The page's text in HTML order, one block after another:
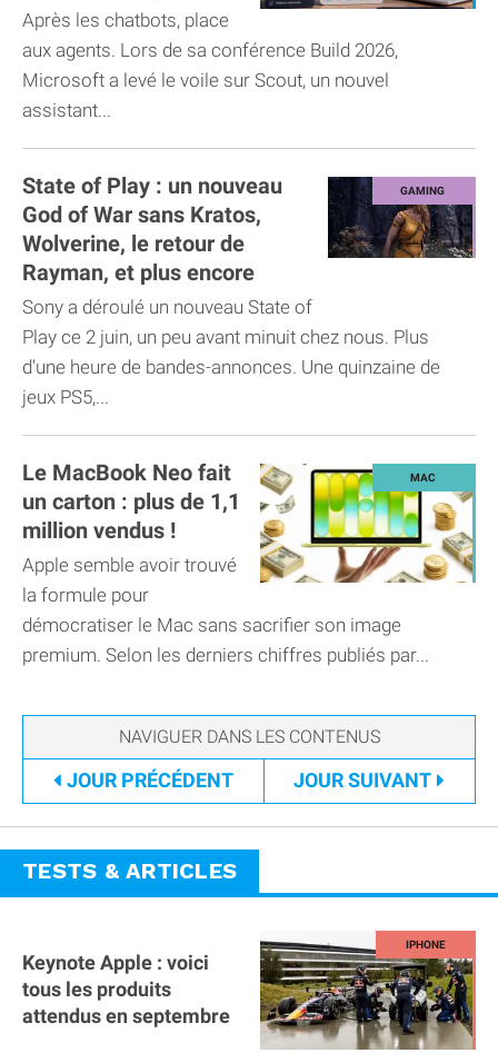
Microsoft
Après les chatbots, place
aux agents. Lors de sa conférence Build 2026,
Microsoft a levé le voile sur Scout, un nouvel
assistant...
State of Play : un nouveau
God of War sans Kratos,
Wolverine, le retour de
Rayman, et plus encore
Sony a déroulé un nouveau State of
Play ce 2 juin, un peu avant minuit chez nous. Plus
d'une heure de bandes-annonces. Une quinzaine de
jeux PS5,...
Le MacBook Neo fait
un carton : plus de 1,1
million vendus !
Apple semble avoir trouvé
la formule pour
démocratiser le Mac sans sacrifier son image
premium. Selon les derniers chiffres publiés par...
JOUR PRÉCÉDENT JOURSUIVANT
TESTS & ARTICLES
Keynote Apple : voici
tous les produits
attendus en septembre